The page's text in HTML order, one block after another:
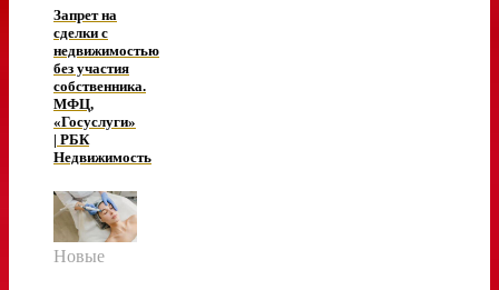
Запрет на
сделки с
недвижимостью
без участия
собственника.
МФЦ,
«Госуслуги»
| РБК
Недвижимость
Новые